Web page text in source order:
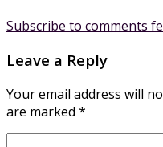
Subscribe to comments
Leave a Reply
Your email address will
are marked *